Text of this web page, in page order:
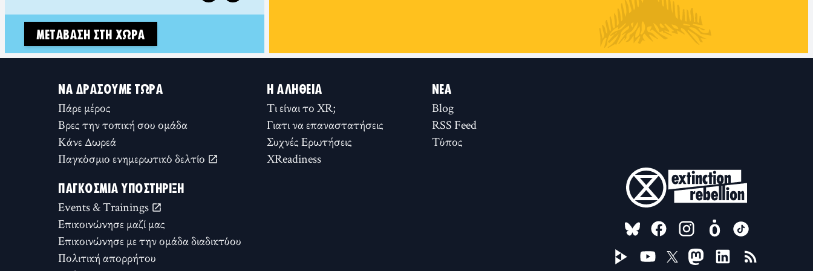
ΜΕΤΆΒΑΣΗ ΣΤΗ ΧΏΡΑ
ΝΑ ΔΡΆΣΟΥΜΕ ΤΏΡΑ
Πάρε μέρος
Βρες την τοπική σου ομάδα
Κάνε Δωρεά
Παγκόσμιο ενημερωτικό δελτίο
Η ΑΛΉΘΕΙΑ
Τι είναι το XR;
Γιατι να επαναστατήσεις
Συχνές Ερωτήσεις
XReadiness
ΝΈΑ
Blog
RSS Feed
Τύπος
ΠΑΓΚΌΣΜΙΑ ΥΠΟΣΤΉΡΙΞΗ
Events & Trainings
Επικοινώνησε μαζί μας
Επικοινώνησε με την ομάδα διαδικτύου
Πολιτική απορρήτου
FOLLOW US ON